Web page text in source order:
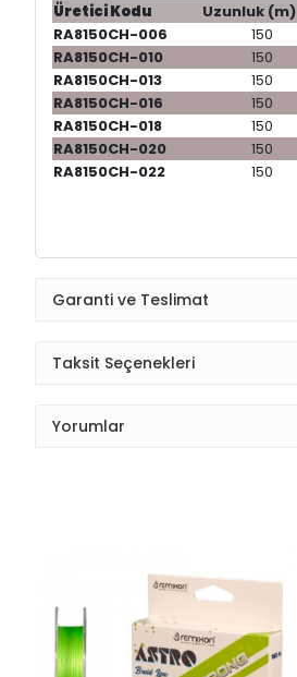
Üretici Kodu Uzunluk (m)
RA8150CH-006
150
RA8150CH-010
150
RA8150CH-013
150
RA8150CH-016
150
RA8150CH-018
150
RA8150CH-020
150
RA8150CH-022
150
Garanti ve Teslimat
Taksit Seçenekleri
Yorumlar